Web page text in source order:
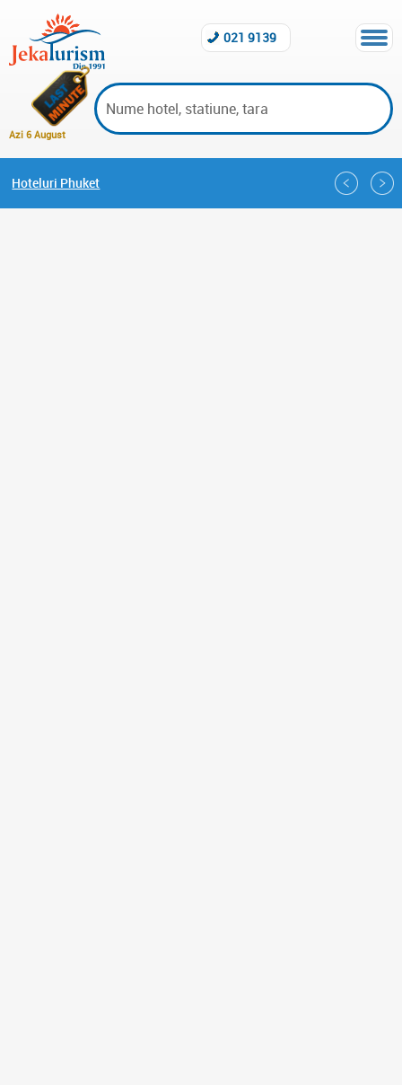
Azi 6 August
021 9139
Hoteluri Phuket